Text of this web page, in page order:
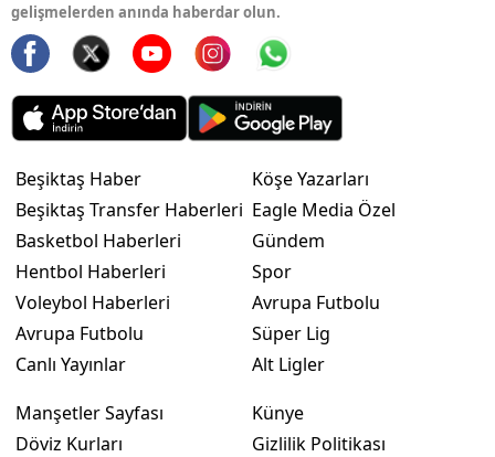
gelişmelerden anında haberdar olun.
Beşiktaş Haber
Beşiktaş Transfer Haberleri
Basketbol Haberleri
Hentbol Haberleri
Voleybol Haberleri
Avrupa Futbolu
Canlı Yayınlar
Köşe Yazarları
Eagle Media Özel
Gündem
Spor
Avrupa Futbolu
Süper Lig
Alt Ligler
Manşetler Sayfası
Döviz Kurları
Künye
Gizlilik Politikası